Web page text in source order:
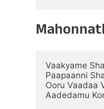
Vaakyame
Paapaanni
Ooru Vaadaa
Aadedamu